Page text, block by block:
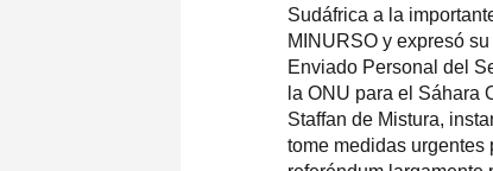
Sudáfrica a la
MINURSO y expresó
Enviado Personal del
la ONU para el Sáhara
Staffan de Mistura,
tome medidas urgentes